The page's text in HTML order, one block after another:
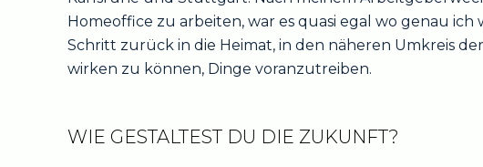
Homeoffice zu arbeiten, war es quasi egal wo genau
Schritt zurück in die Heimat, in den näheren Umkreis
wirken zu können, Dinge voranzutreiben.
WIE GESTALTEST DU DIE ZUKUNFT?